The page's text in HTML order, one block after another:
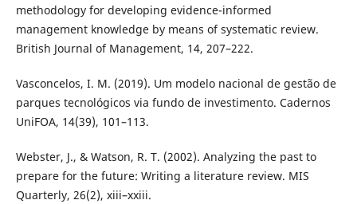
methodology for developing evidence-informed
management knowledge by means of systematic review.
British Journal of Management, 14, 207–222.
Vasconcelos, I. M. (2019). Um modelo nacional de gestão de
parques tecnológicos via fundo de investimento. Cadernos
UniFOA, 14(39), 101–113.
Webster, J., & Watson, R. T. (2002). Analyzing the past to
prepare for the future: Writing a literature review. MIS
Quarterly, 26(2), xiii–xxiii.